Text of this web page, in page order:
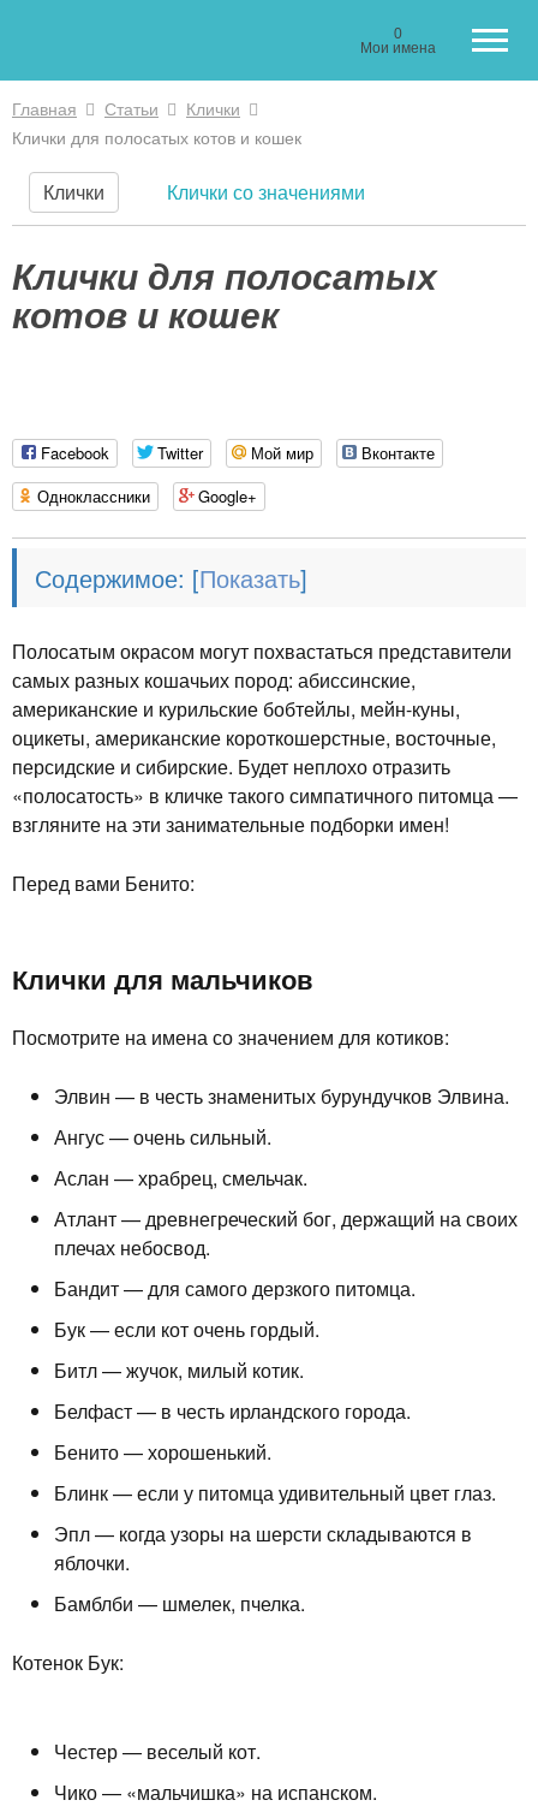
0
Мои имена
Вы здесь
Главная Статьи
Клички
Клички для полосатых котов и кошек
Клички Клички со значениями
Клички для полосатых
котов и кошек
Facebook Twitter Мой мир
Вконтакте
Одноклассники
Google+
Содержимое: [ ]
Полосатым окрасом могут похвастаться представители
самых разных кошачьих пород: абиссинские,
американские и курильские бобтейлы, мейн-куны,
оцикеты, американские короткошерстные, восточные,
персидские и сибирские. Будет неплохо отразить
«полосатость» в кличке такого симпатичного питомца —
взгляните на эти занимательные подборки имен!
Перед вами Бенито:
Клички для мальчиков
Посмотрите на имена со значением для котиков:
Элвин — в честь знаменитых бурундучков Элвина.
Ангус — очень сильный.
Аслан — храбрец, смельчак.
Атлант — древнегреческий бог, держащий на своих
плечах небосвод.
Бандит — для самого дерзкого питомца.
Бук — если кот очень гордый.
Битл — жучок, милый котик.
Белфаст — в честь ирландского города.
Бенито — хорошенький.
Блинк — если у питомца удивительный цвет глаз.
Эпл — когда узоры на шерсти складываются в
яблочки.
Бамблби — шмелек, пчелка.
Котенок Бук:
Честер — веселый кот.
Чико — «мальчишка» на испанском.